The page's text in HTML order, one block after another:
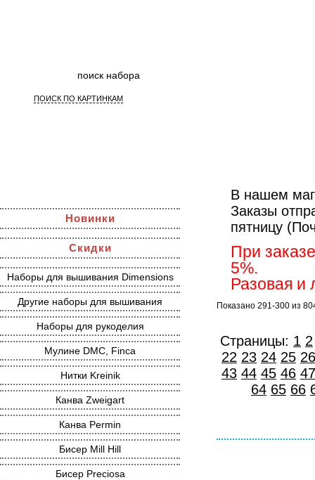
ПОИСК ПО КАРТИНКАМ
Новинки
Скидки
Наборы для вышивания Dimensions
Другие наборы для вышивания
Наборы для рукоделия
Мулине DMC, Finca
Нитки Kreinik
Канва Zweigart
Канва Permin
Бисер Mill Hill
Бисер Preciosa
В нашем
Заказы
пятницу
При
5%.
Разовая и
Показано 291-300 из
Страницы: 1 2
22 23 24 25 26
43 44 45 46 47
64 65 66